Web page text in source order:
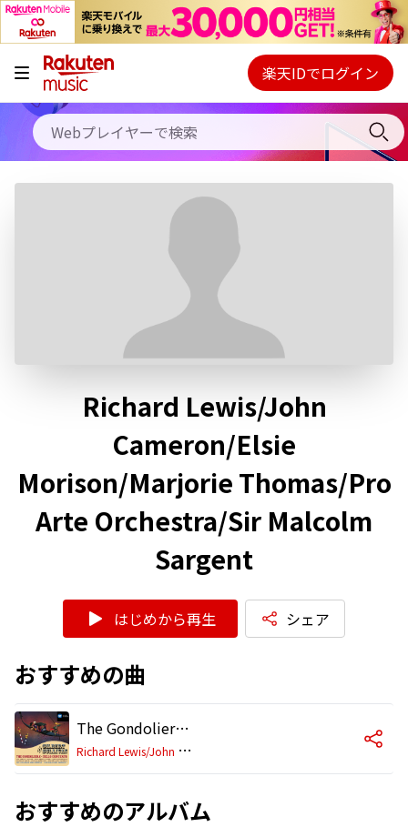
キャンペーン
料金プラン
使い方
Webプレイヤー
ご契約内容の確認・変更
楽天IDでログイン
Richard Lewis/John
Cameron/Elsie
Morison/Marjorie Thomas/Pro
Arte Orchestra/Sir Malcolm
Sargent
はじめから再生 シェア
おすすめの曲
The Gondoliers (or, The King of Barataria) (1987 Remastered Version), Act I: Come, let's away (Marco, Giuseppe, Gianetta, Tessa)
R
ichard Lewis/John Cameron/Elsie Morison/Marjorie Thomas/Pro Arte Orchestra/Sir Malcolm Sargent
おすすめのアルバム